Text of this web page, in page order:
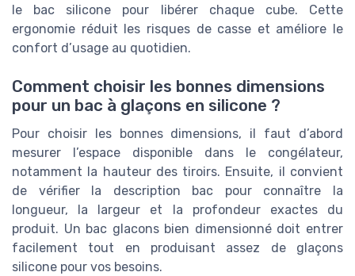
le bac silicone pour libérer chaque cube. Cette
ergonomie réduit les risques de casse et améliore le
confort d’usage au quotidien.
Comment choisir les bonnes dimensions
pour un bac à glaçons en silicone ?
Pour choisir les bonnes dimensions, il faut d’abord
mesurer l’espace disponible dans le congélateur,
notamment la hauteur des tiroirs. Ensuite, il convient
de vérifier la description bac pour connaître la
longueur, la largeur et la profondeur exactes du
produit. Un bac glacons bien dimensionné doit entrer
facilement tout en produisant assez de glaçons
silicone pour vos besoins.